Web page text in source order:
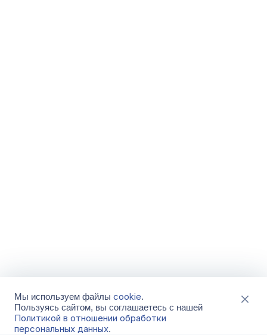
Мы используем файлы cookie.
Пользуясь сайтом, вы соглашаетесь с нашей
Политикой в отношении обработки
персональных данных.